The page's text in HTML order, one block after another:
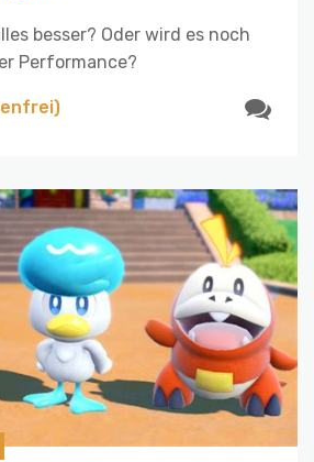
besser? Oder wird es noch
Performance?